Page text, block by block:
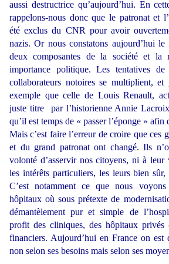
aussi destructrice qu’aujourd’hui. En
rappelons-nous donc que le patronat et
été exclus du CNR pour avoir
nazis. Or nous constatons aujourd’hui
deux composantes de la société et la
importance politique. Les tentatives
collaborateurs notoires se multiplient, et
exemple que celle de Louis Renault,
juste titre par l’historienne Annie
qu’il est temps de « passer l’éponge » afin
Mais c’est faire l’erreur de croire que ces
et du grand patronat ont changé. Ils
volonté d’asservir nos citoyens, ni à leur
les intérêts particuliers, les leurs bien sûr,
C’est notamment ce que nous
hôpitaux où sous prétexte de
démantèlement pur et simple de
profit des cliniques, des hôpitaux privés
financiers. Aujourd’hui en France on est
non selon ses besoins mais selon ses